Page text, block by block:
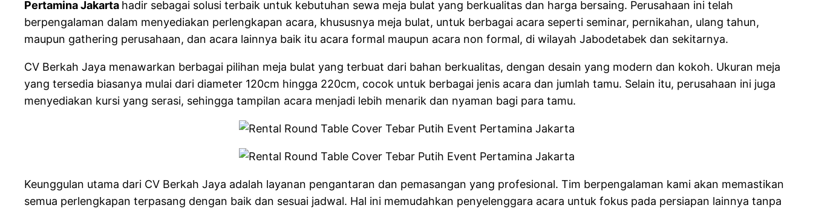
Pertamina Jakarta hadir sebagai solusi terbaik untuk kebutuhan sewa meja bulat yang berkualitas dan harga bersaing. Perusahaan ini telah
berpengalaman dalam menyediakan perlengkapan acara, khususnya meja bulat, untuk berbagai acara seperti seminar, pernikahan, ulang tahun,
maupun gathering perusahaan, dan acara lainnya baik itu acara formal maupun acara non formal, di wilayah Jabodetabek dan sekitarnya.
CV Berkah Jaya menawarkan berbagai pilihan meja bulat yang terbuat dari bahan berkualitas, dengan desain yang modern dan kokoh. Ukuran meja
yang tersedia biasanya mulai dari diameter 120cm hingga 220cm, cocok untuk berbagai jenis acara dan jumlah tamu. Selain itu, perusahaan ini juga
menyediakan kursi yang serasi, sehingga tampilan acara menjadi lebih menarik dan nyaman bagi para tamu.
Keunggulan utama dari CV Berkah Jaya adalah layanan pengantaran dan pemasangan yang profesional. Tim berpengalaman kami akan memastikan
semua perlengkapan terpasang dengan baik dan sesuai jadwal. Hal ini memudahkan penyelenggara acara untuk fokus pada persiapan lainnya tanpa